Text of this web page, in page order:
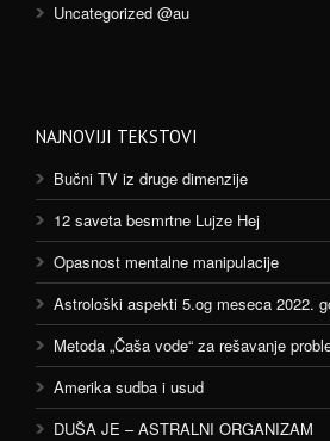
Uncategorized @au
NAJNOVIJI TEKSTOVI
Bučni TV iz druge dimenzije
12 saveta besmrtne Lujze Hej
Opasnost mentalne manipulacije
Astrološki aspekti 5.og meseca 2022.
Metoda „Čaša vode“ za rešavanje
Amerika sudba i usud
DUŠA JE – ASTRALNI ORGANIZAM